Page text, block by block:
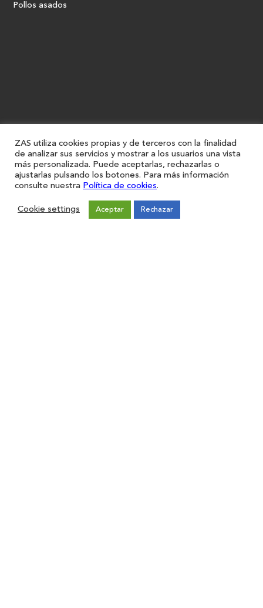
Pollos asados
ZAS utiliza cookies propias y de terceros con la finalidad
de analizar sus servicios y mostrar a los usuarios una vista
más personalizada. Puede aceptarlas, rechazarlas o
ajustarlas pulsando los botones. Para más información
consulte nuestra Política de cookies.
Cookie settings Aceptar Rechazar